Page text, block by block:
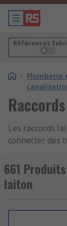
Références
/ Plomberie
Les raccords
connecter des
diamètres
de tuyau sont
connexion, y
parfaits pour
661
laiton